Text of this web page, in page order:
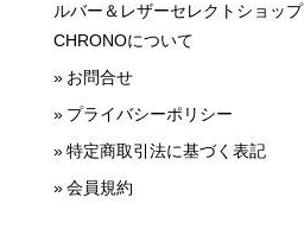
ルバー＆レザーセレクトショップ
CHRONOについて
お問合せ
プライバシーポリシー
特定商取引法に基づく表記
会員規約